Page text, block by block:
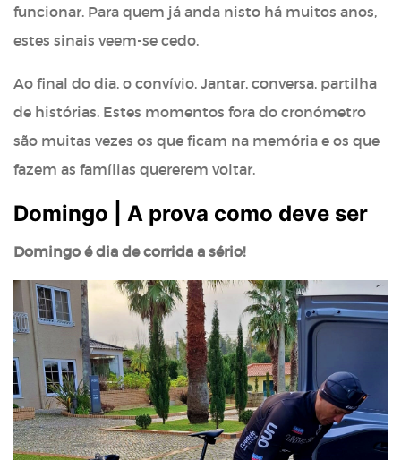
funcionar. Para quem já anda nisto há muitos anos,
estes sinais veem-se cedo.
Ao final do dia, o convívio. Jantar, conversa, partilha
de histórias. Estes momentos fora do cronómetro
são muitas vezes os que ficam na memória e os que
fazem as famílias quererem voltar.
Domingo | A prova como deve ser
Domingo é dia de corrida a sério!